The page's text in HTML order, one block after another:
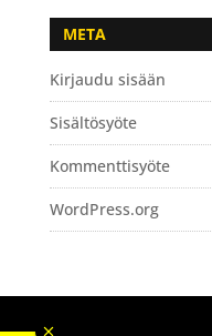
META
Kirjaudu sisään
Sisältösyöte
Kommenttisyöte
WordPress.org